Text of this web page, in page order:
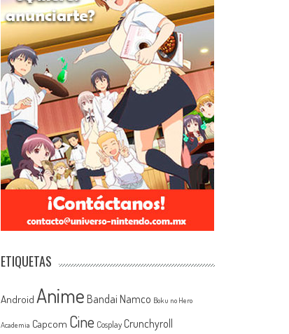
ETIQUETAS
Android Anime Bandai Namco Boku no Hero
Academia Capcom Cine Cosplay Crunchyroll